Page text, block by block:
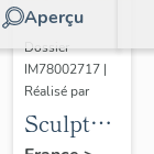
Aperçu
Dossier
IM78002717 |
Réalisé par
Sculpture